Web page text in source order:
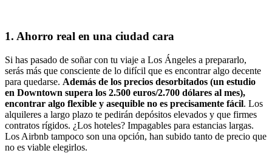
1. Ahorro real en una ciudad cara
Si has pasado de soñar con tu viaje a Los Ángeles a prepararlo,
serás más que consciente de lo difícil que es encontrar algo decente
para quedarse. Además de los precios desorbitados (un estudio
en Downtown supera los 2.500 euros/2.700 dólares al mes),
encontrar algo flexible y asequible no es precisamente fácil. Los
alquileres a largo plazo te pedirán depósitos elevados y que firmes
contratos rígidos. ¿Los hoteles? Impagables para estancias largas.
Los Airbnb tampoco son una opción, han subido tanto de precio que
no es viable elegirlos.